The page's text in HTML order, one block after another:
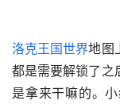
洛克王国世界地图
都是需要解锁了之
是拿来干嘛的。